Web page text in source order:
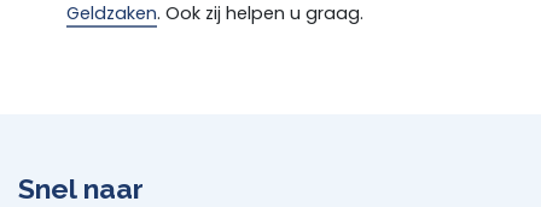
Geldzaken. Ook zij helpen u graag.
Snel naar